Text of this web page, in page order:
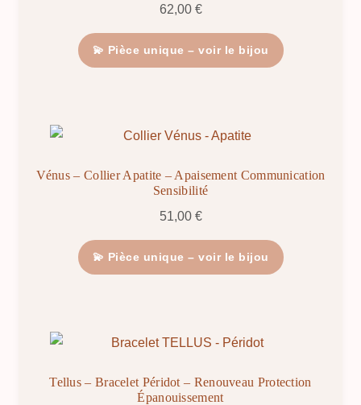
62,00 €
💫 Pièce unique – voir le bijou
Vénus – Collier Apatite – Apaisement Communication
Sensibilité
51,00 €
💫 Pièce unique – voir le bijou
Tellus – Bracelet Péridot – Renouveau Protection
Épanouissement